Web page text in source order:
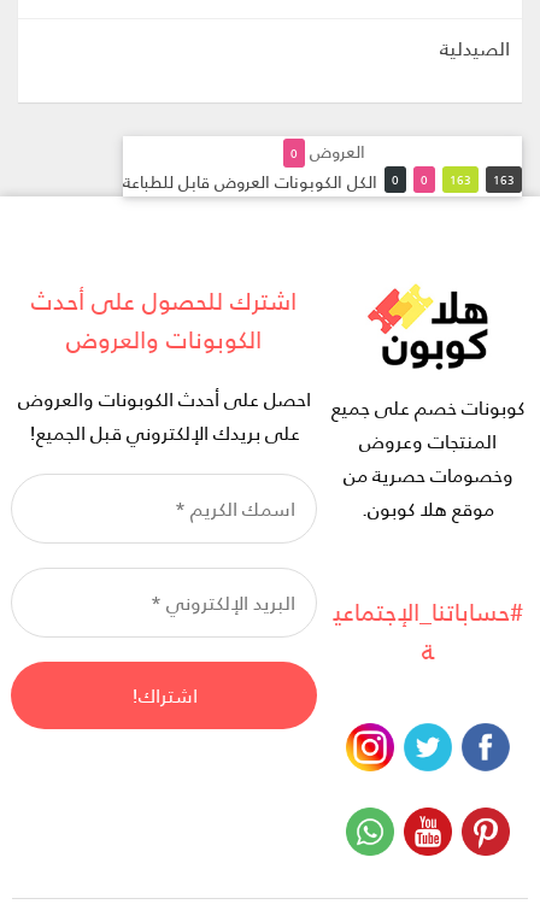
العروض 0
الكل 163 الكوبونات 163 العروض 0 قابل للطباعة 0
الصيدلية
كوبونات خصم على جميع
المنتجات وعروض
وخصومات حصرية من
موقع هلا كوبون.
#حساباتنا_الإجتماعي
ة
اشترك للحصول على أحدث
الكوبونات والعروض
احصل على أحدث الكوبونات والعروض
على بريدك الإلكتروني قبل الجميع!